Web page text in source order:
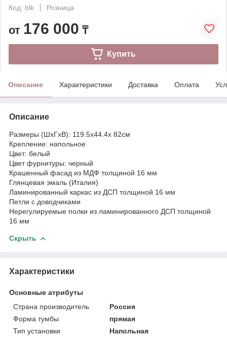
Код: blk
Розница
от 176 000 ₸
Купить
Описание Характеристики Доставка Оплата
Описание
Размеры (ШхГхВ): 119.5х44.4х 82см
Крепление: напольное
Цвет: белый
Цвет фурнитуры: черный
Крашенный фасад из МДФ толщиной 16 мм
Глянцевая эмаль (Италия)
Ламинированный каркас из ДСП толщиной 16 мм
Петли с доводчиками
Нерегулируемые полки из ламинированного ДСП толщиной
16 мм
Скрыть
Характеристики
Основные атрибуты
Страна производитель
Россия
Форма тумбы
прямая
Тип установки
Напольная